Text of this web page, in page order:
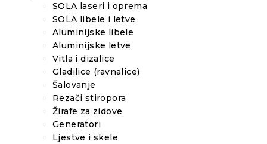
SOLA laseri i oprema
SOLA libele i letve
Aluminijske libele
Aluminijske letve
Vitla i dizalice
Gladilice (ravnalice)
Šalovanje
Rezači stiropora
Žirafe za zidove
Generatori
Ljestve i skele